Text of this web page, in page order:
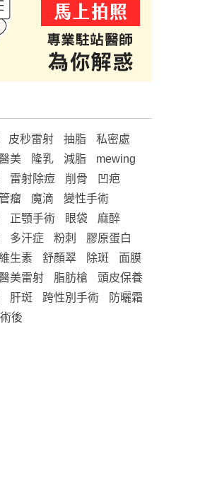
皮秒雷射 抽脂
私密處
美 隆乳 減脂
mewing
雷射除痘 削骨
凹疤
瘤 魔滴
變性手術
正顎手術 眼袋
麻醉
多汗症 粉刺
膠原蛋白
生素 舒顏翠 除斑
面膜
美雷射 脂肪槍
頭皮保養
肝斑 跨性別手術
防曬霜
後